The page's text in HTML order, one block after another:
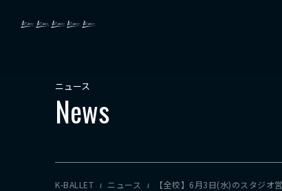
ニュース
News
K-BALLET ニュース 【全校】6月3日(水)のスタジオ